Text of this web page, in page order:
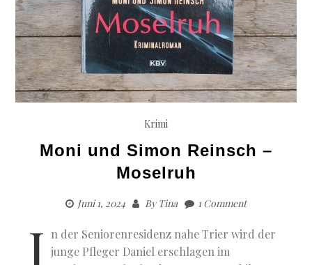
Krimi
Moni und Simon Reinsch –
Moselruh
Juni 1, 2024 ByTina 1 Comment
I n der Seniorenresidenz nahe Trier wird der
junge Pfleger Daniel erschlagen im